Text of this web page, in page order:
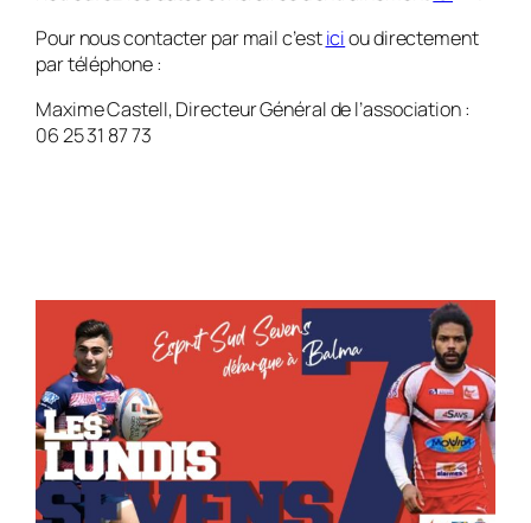
Pour nous contacter par mail c’esticiou directement
par téléphone :
Maxime Castell, Directeur Général de l’association :
06 25 31 87 73